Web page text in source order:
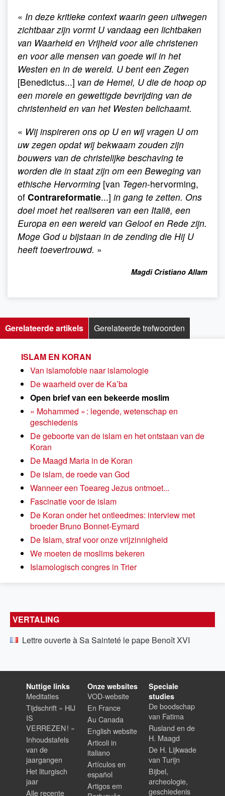
« In deze kritieke context waarin geen uitwegen
zichtbaar zijn vormt U vandaag een lichtbaken
van Waarheid en Vrijheid voor alle christenen
en voor alle mensen van goede wil in het
Westen en in de wereld. U bent een Zegen
[Benedictus...] van de Hemel, U die de hoop op
een morele en gewettigde bevrijding van de
christenheid en van het Westen belichaamt.
« Wij inspireren ons op U en wij vragen U om
uw zegen opdat wij bekwaam zouden zijn
bouwers van de christelijke beschaving te
worden die in staat zijn om een Beweging van
ethische Hervorming [van Tegen-hervorming,
of Contrareformatie...] in gang te zetten. Ons
doel moet het realiseren van een Italië, een
Europa en een wereld van Geloof en Rede zijn.
Moge God u bijstaan in de zending die Hij U
heeft toevertrouwd. »
Magdi Cristiano Allam
Gerelateerde artikels
ISLAM EN KORAN
Van islamofobie naar islamologie
De waarheid over de Ka’ba
Open brief van een bekeerde moslim
« Mohammed » : legende, wetenschap en
geschiedenis
De geboorte van de islam en het ontstaan van de
Koran
De Maagd Maria in de Koran
De islam, de roede van God
Wanneer een Toeareg Jezus ontmoet...
Fascinatie voor de islam
De Koran onder het ontleedmes: interview met
broeder Bruno Bonnet-Eymard
De Islam, straf voor onze vrijzinnigheid
We moeten de moslims bekeren
Islamologisch congres in Trier
Gerelateerde trefwoorden
VERTALING
Lettre ouverte à Sa Sainteté le pape Benoît XVI
Nuttige links
Meditaties
Tijdschrift « HIJ
IS
VERREZEN ! »
Inhoudstafels
van de
jaargangen
Het liturgisch
jaar
Alle recente
Onze websites
VOD-website
En France
Au Canada
English website
Articoli in
italiano
Artículos en
español
Artigos em
Speciale
studies
De boodschap
van Fatima
Rusland en de
H. Maagd
De H. Lijkwade
van Turijn
Bijbel,
archeologie,
geschiedenis